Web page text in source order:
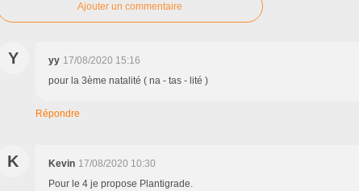
Ajouter un commentaire
Y yy 17/08/2020 15:16
pour la 3ème natalité ( na - tas - lité )
Répondre
K Kevin 17/08/2020 10:30
Pour le 4 je propose Plantigrade.